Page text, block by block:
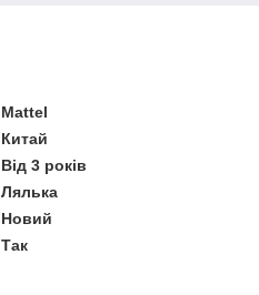
Mattel
Китай
Від 3 років
Лялька
Новий
Так